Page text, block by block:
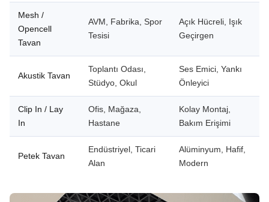
Mesh /
Opencell
Tavan
AVM, Fabrika, Spor
Tesisi
Açık Hücreli, Işık
Geçirgen
Akustik Tavan
Toplantı Odası,
Stüdyo, Okul
Ses Emici, Yankı
Önleyici
Clip In / Lay
In
Ofis, Mağaza,
Hastane
Kolay Montaj,
Bakım Erişimi
Petek Tavan
Endüstriyel, Ticari
Alan
Alüminyum, Hafif,
Modern